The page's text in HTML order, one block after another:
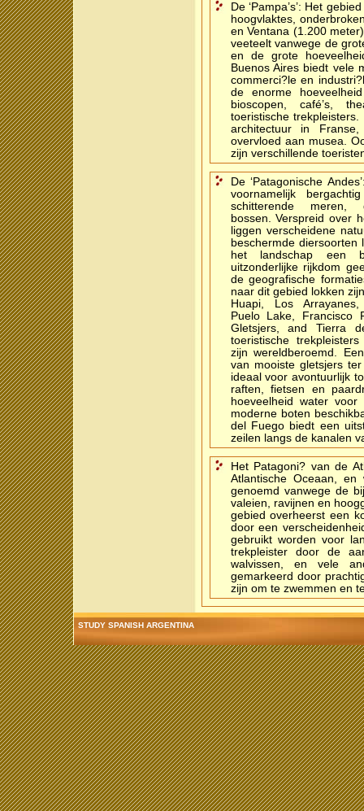
De ‘Pampa’s’: Het
hoogvlaktes,
en Ventana (1.200
veeteelt vanwege de
en de grote
Buenos Aires biedt vele
commerci?le en
de enorme
bioscopen, café’s,
toeristische
architectuur in
overvloed aan musea.
zijn verschillende
De ‘Patagonische
voornamelijk
schitterende meren,
bossen. Verspreid over
liggen verscheidene
beschermde diersoorten
het landschap een
uitzonderlijke rijkdom
de geografische
naar dit gebied lokken
Huapi, Los
Puelo Lake, Francisco
Gletsjers, and Tierra
toeristische
zijn wereldberoemd.
van mooiste gletsjers
ideaal voor avontuurlijk
raften, fietsen en
hoeveelheid water
moderne boten
del Fuego biedt een
zeilen langs de kanalen
Het Patagoni? van de
Atlantische Oceaan,
genoemd vanwege de
valeien, ravijnen en
gebied overheerst een
door een
gebruikt worden voor
trekpleister door de
walvissen, en vele
gemarkeerd door
zijn om te zwemmen en
STUDY SPANISH ARGENTINA